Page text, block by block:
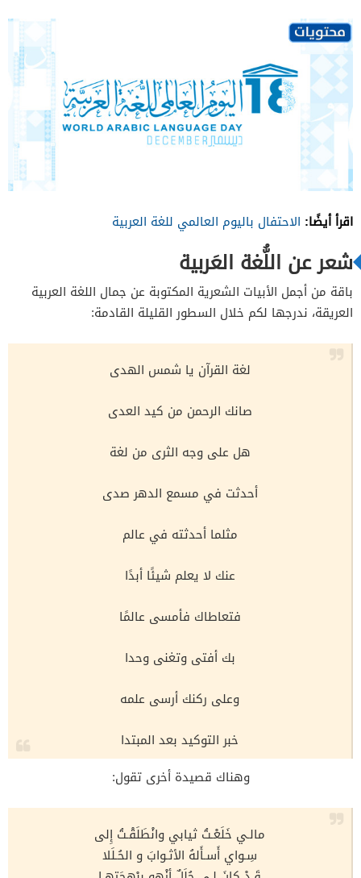
اقرأ أيضًا: الاحتفال باليوم العالمي للغة العربية
شعر عن اللُّغة العَربية
باقة من أجمل الأبيات الشعرية المكتوبة عن جمال اللغة العربية
العريقة، ندرجها لكم خلال السطور القليلة القادمة:
لغة القرآن يا شمس الهدى
صانك الرحمن من كيد العدى
هل على وجه الثرى من لغة
أحدثت في مسمع الدهر صدى
مثلما أحدثته في عالم
عنك لا يعلم شيئًا أبدًا
فتعاطاك فأمسى عالمًا
بك أفتى وتغنى وحدا
وعلى ركنك أرسى علمه
خبر التوكيد بعد المبتدا
وهناك قصيدة أخرى تقول:
مالـي خَلَعْـتُ ثيابي وانْطَلَقْـتُ إِلى
سِـواي أَسـأَلهُ الأثـوابَ و الحُـلَلا